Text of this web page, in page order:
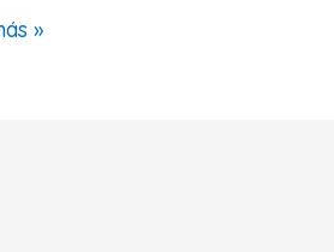
»